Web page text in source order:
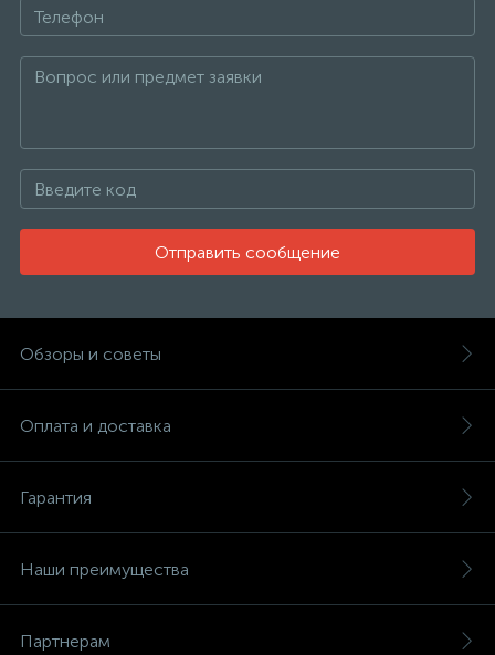
Отправить сообщение
Обзоры и советы
Оплата и доставка
Гарантия
Наши преимущества
Партнерам